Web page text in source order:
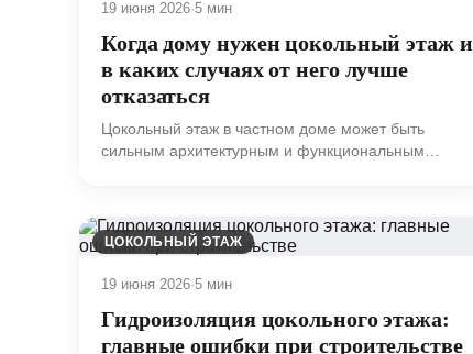
19 июня 2026·5 мин
Когда дому нужен цокольный этаж и
в каких случаях от него лучше
отказаться
Цокольный этаж в частном доме может быть
сильным архитектурным и функциональным
ЦОКОЛЬНЫЙ ЭТАЖ
19 июня 2026·5 мин
Гидроизоляция цокольного этажа:
главные ошибки при строительстве